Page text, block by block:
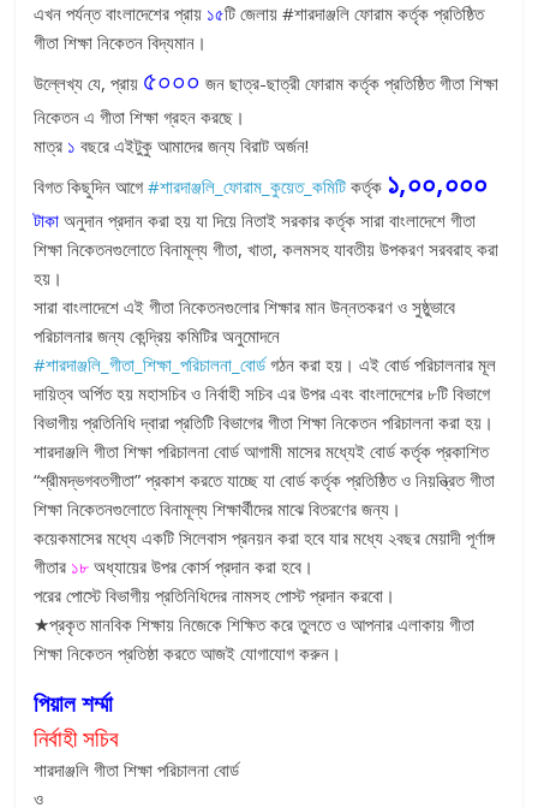
এখন পর্যন্ত বাংলাদেশের প্রায় ১৫টি জেলায় #শারদাঞ্জলি ফোরাম কর্তৃক প্রতিষ্ঠিত
গীতা শিক্ষা নিকেতন বিদ্যমান।
উল্লেখ্য যে, প্রায় ৫০০০ জন ছাত্র-ছাত্রী ফোরাম কর্তৃক প্রতিষ্ঠিত গীতা শিক্ষা
নিকেতন এ গীতা শিক্ষা গ্রহন করছে।
মাত্র ১ বছরে এইটুকু আমাদের জন্য বিরাট অর্জন!
বিগত কিছুদিন আগে‪#‎শারদাঞ্জলি_ফোরাম_কুয়েত_কমিটি‬ কর্তৃক ১,০০,০০০
টাকা অনুদান প্রদান করা হয় যা দিয়ে নিতাই সরকার কর্তৃক সারা বাংলাদেশে গীতা
শিক্ষা নিকেতনগুলোতে বিনামূল্য গীতা, খাতা, কলমসহ যাবতীয় উপকরণ সরবরাহ করা
হয়।
সারা বাংলাদেশে এই গীতা নিকেতনগুলোর শিক্ষার মান উন্নতকরণ ও সুষ্ঠুভাবে
পরিচালনার জন্য কেন্দ্রিয় কমিটির অনুমোদনে
‪#‎শারদাঞ্জলি_গীতা_শিক্ষা_পরিচালনা_বোর্ড‬গঠন করা হয়। এই বোর্ড পরিচালনার মূল
দায়িত্ব অর্পিত হয় মহাসচিব ও নির্বাহী সচিব এর উপর এবং বাংলাদেশের ৮টি বিভাগে
বিভাগীয় প্রতিনিধি দ্বারা প্রতিটি বিভাগের গীতা শিক্ষা নিকেতন পরিচালনা করা হয়।
শারদাঞ্জলি গীতা শিক্ষা পরিচালনা বোর্ড আগামী মাসের মধ্যেই বোর্ড কর্তৃক প্রকাশিত
“শ্রীমদ্ভগবতগীতা” প্রকাশ করতে যাচ্ছে যা বোর্ড কর্তৃক প্রতিষ্ঠিত ও নিয়ন্ত্রিত গীতা
শিক্ষা নিকেতনগুলোতে বিনামূল্য শিক্ষার্থীদের মাঝে বিতরণের জন্য।
কয়েকমাসের মধ্যে একটি সিলেবাস প্রনয়ন করা হবে যার মধ্যে ২বছর মেয়াদী পূর্ণাঙ্গ
গীতার ১৮ অধ্যায়ের উপর কোর্স প্রদান করা হবে।
পরের পোস্টে বিভাগীয় প্রতিনিধিদের নামসহ পোস্ট প্রদান করবো।
★প্রকৃত মানবিক শিক্ষায় নিজেকে শিক্ষিত করে তুলতে ও আপনার এলাকায় গীতা
শিক্ষা নিকেতন প্রতিষ্ঠা করতে আজই যোগাযোগ করুন।
পিয়াল শর্ম্মা
নির্বাহী সচিব
শারদাঞ্জলি গীতা শিক্ষা পরিচালনা বোর্ড
ও